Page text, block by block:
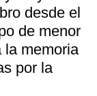
desde el
de menor
la memoria
por la